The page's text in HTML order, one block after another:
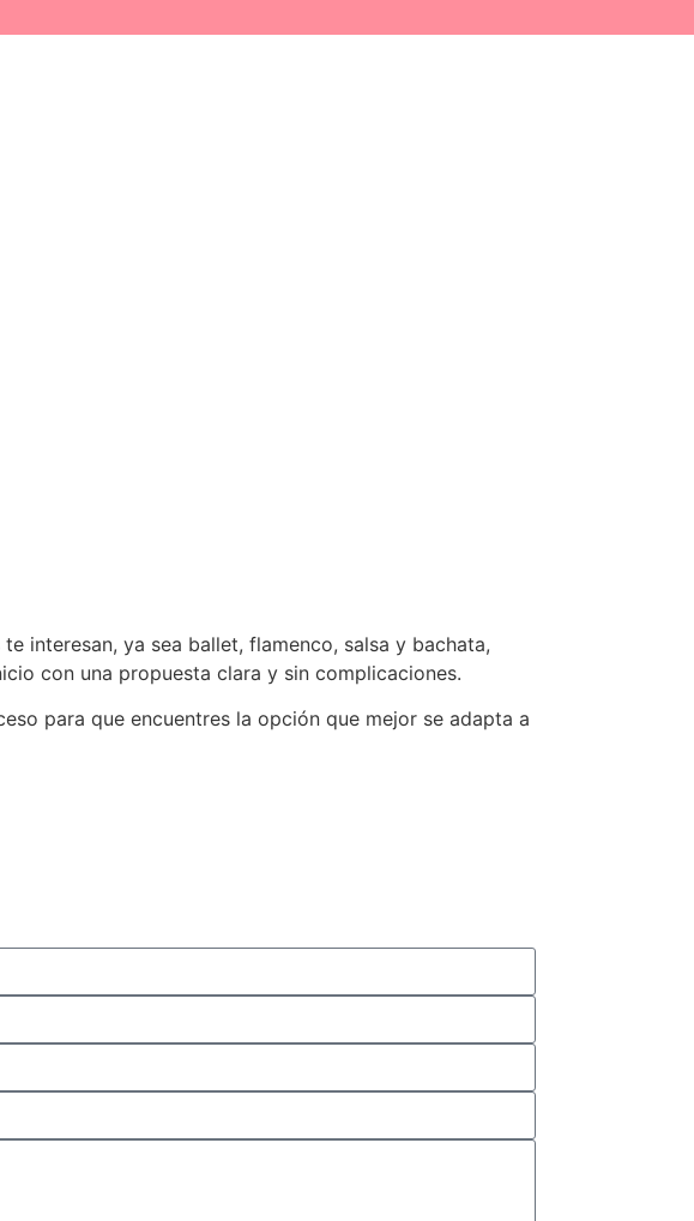
interesan, ya sea ballet, flamenco, salsa y bachata,
con una propuesta clara y sin complicaciones.
para que encuentres la opción que mejor se adapta a